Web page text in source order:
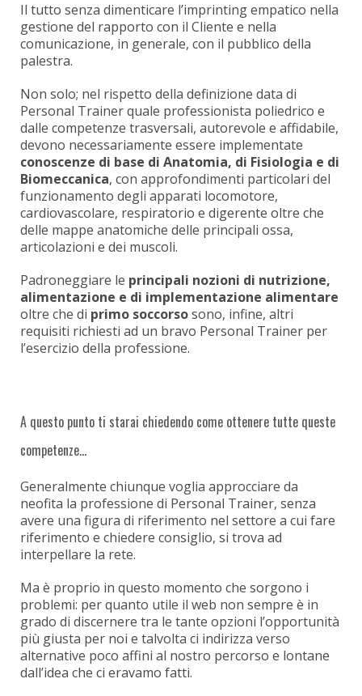
Il tutto senza dimenticare l’imprinting empatico nella
gestione del rapporto con il Cliente e nella
comunicazione, in generale, con il pubblico della
palestra.
Non solo; nel rispetto della definizione data di
Personal Trainer quale professionista poliedrico e
dalle competenze trasversali, autorevole e affidabile,
devono necessariamente essere implementate
conoscenze di base di Anatomia, di Fisiologia e di
Biomeccanica, con approfondimenti particolari del
funzionamento degli apparati locomotore,
cardiovascolare, respiratorio e digerente oltre che
delle mappe anatomiche delle principali ossa,
articolazioni e dei muscoli.
Padroneggiare le principali nozioni di nutrizione,
alimentazione e di implementazione alimentare
oltre che di primo soccorsosono, infine, altri
requisiti richiesti ad un bravo Personal Trainer per
l’esercizio della professione.
A questo punto ti starai chiedendo come ottenere tutte queste
competenze…
Generalmente chiunque voglia approcciare da
neofita la professione di Personal Trainer, senza
avere una figura di riferimento nel settore a cui fare
riferimento e chiedere consiglio, si trova ad
interpellare la rete.
Ma è proprio in questo momento che sorgono i
problemi: per quanto utile il web non sempre è in
grado di discernere tra le tante opzioni l’opportunità
più giusta per noi e talvolta ci indirizza verso
alternative poco affini al nostro percorso e lontane
dall’idea che ci eravamo fatti.